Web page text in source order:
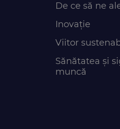
De ce să ne
Inovație
Viitor
Sănătatea și
muncă